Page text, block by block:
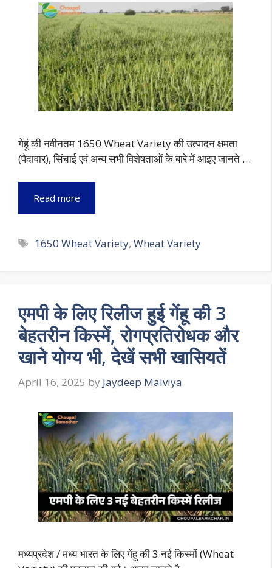
गेहूं की नवीनतम 1650 Wheat Variety की उत्पादन क्षमता
(पैदावार), सिंचाई एवं अन्य सभी विशेषताओं के बारे में आइए जानते …
Read more
Tags
1650 Wheat Variety,Wheat Variety
एमपी के लिए रिलीज हुई गेंहू की 3
बेहतरीन किस्में, रोगप्रतिरोधक और
खाने योग्य भी, देखें सभी खासियतें
April 16, 2025 by Jaydeep Malviya
मध्यप्रदेश / मध्य भारत के लिए गेंहू की 3 नई किस्मों (Wheat